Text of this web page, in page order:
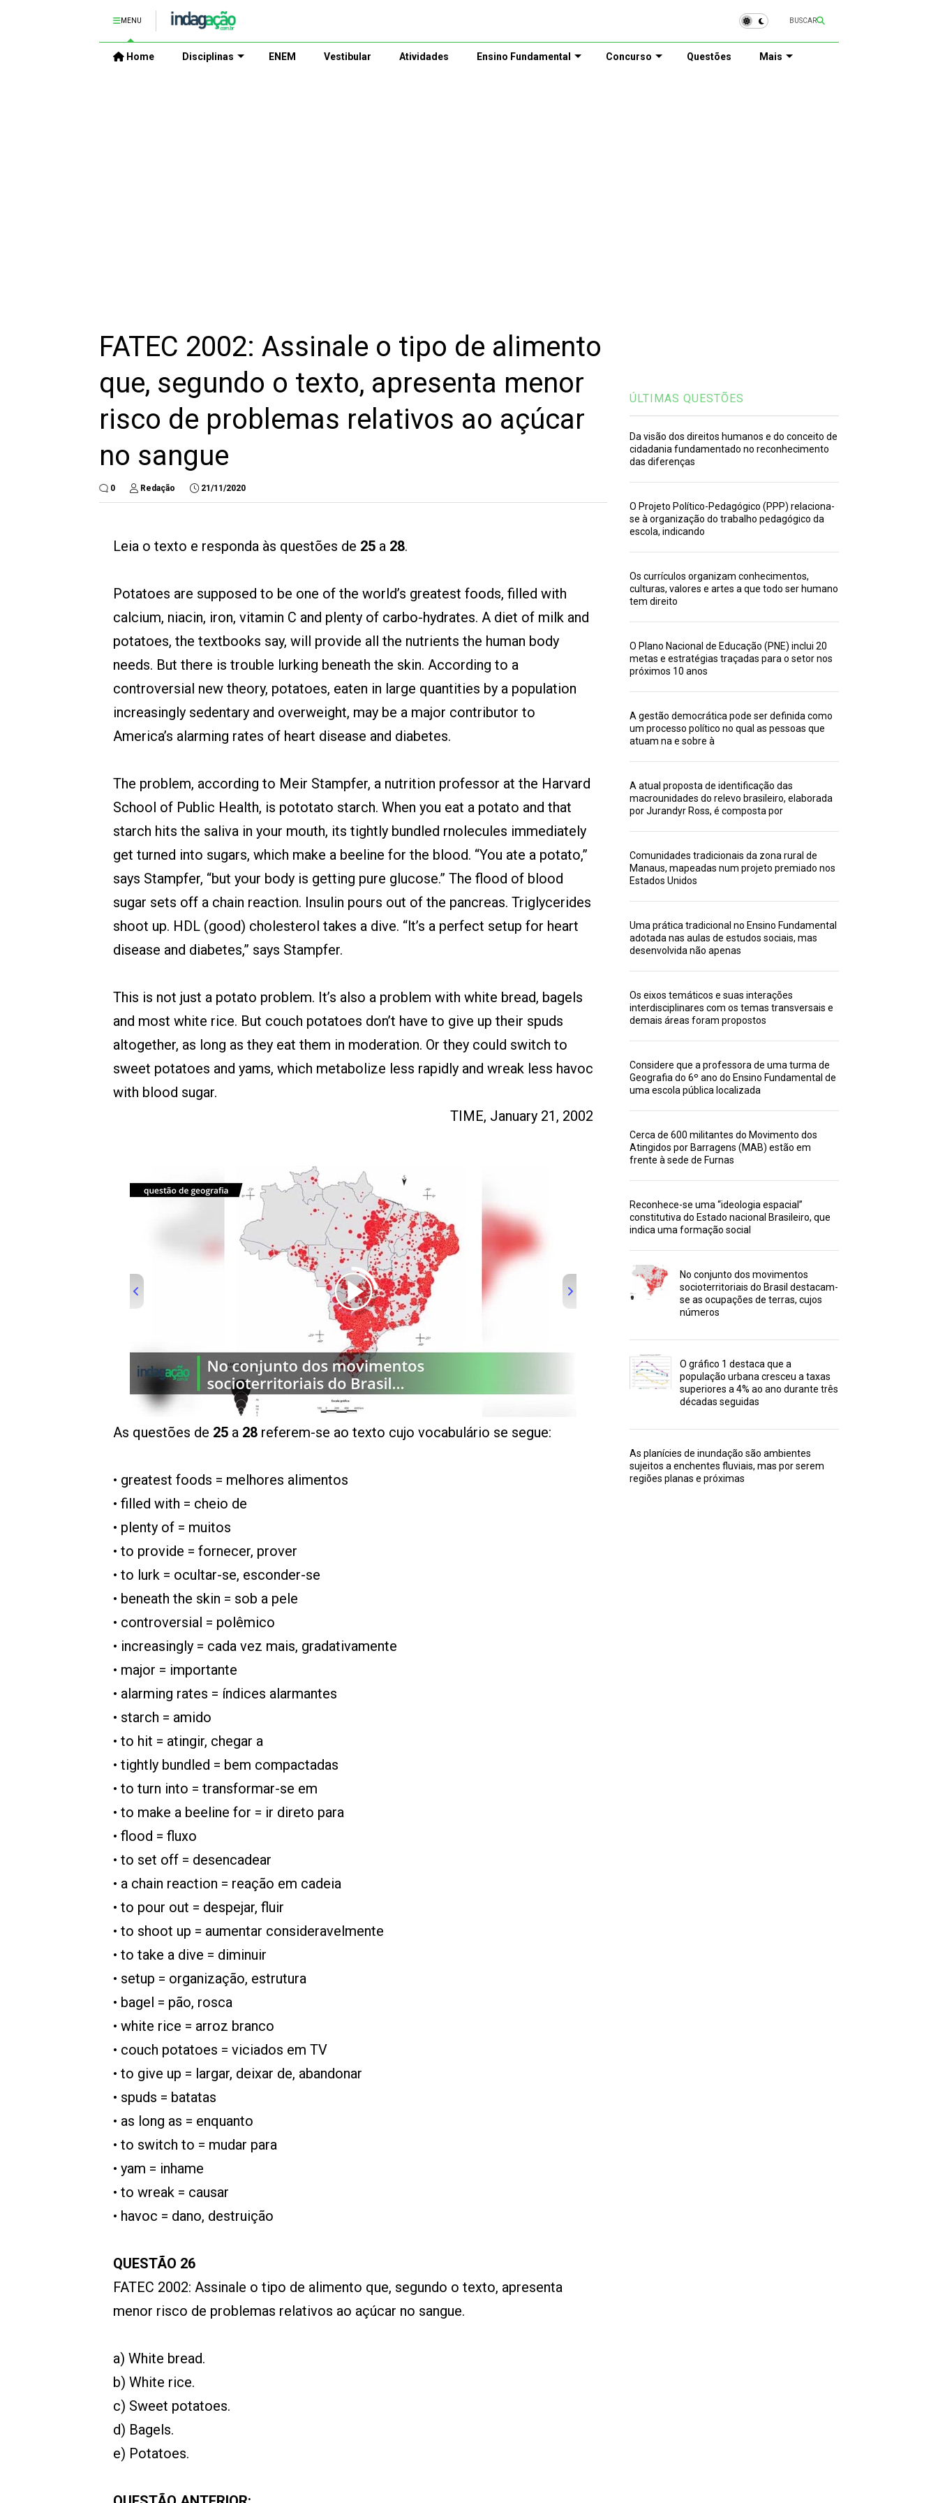
MENU BUSCAR
Home Disciplinas ENEM Vestibular Atividades Ensino Fundamental Concurso Questões Mais
FATEC 2002: Assinale o tipo de alimento
que, segundo o texto, apresenta menor
risco de problemas relativos ao açúcar
no sangue
0 Redação 21/11/2020
Leia o texto e responda às questões de 25 a 28.
Potatoes are supposed to be one of the world’s greatest foods, filled with
calcium, niacin, iron, vitamin C and plenty of carbo-hydrates. A diet of milk and
potatoes, the textbooks say, will provide all the nutrients the human body
needs. But there is trouble lurking beneath the skin. According to a
controversial new theory, potatoes, eaten in large quantities by a population
increasingly sedentary and overweight, may be a major contributor to
America’s alarming rates of heart disease and diabetes.
The problem, according to Meir Stampfer, a nutrition professor at the Harvard
School of Public Health, is pototato starch. When you eat a potato and that
starch hits the saliva in your mouth, its tightly bundled rnolecules immediately
get turned into sugars, which make a beeline for the blood. “You ate a potato,”
says Stampfer, “but your body is getting pure glucose.” The flood of blood
sugar sets off a chain reaction. Insulin pours out of the pancreas. Triglycerides
shoot up. HDL (good) cholesterol takes a dive. “lt’s a perfect setup for heart
disease and diabetes,” says Stampfer.
This is not just a potato problem. It’s also a problem with white bread, bagels
and most white rice. But couch potatoes don’t have to give up their spuds
altogether, as long as they eat them in moderation. Or they could switch to
sweet potatoes and yams, which metabolize less rapidly and wreak less havoc
with blood sugar.
TIME, January 21, 2002
indagacao
As questões de 25 a 28 referem-se ao texto cujo vocabulário se segue:
• greatest foods = melhores alimentos
• filled with = cheio de
• plenty of = muitos
• to provide = fornecer, prover
• to lurk = ocultar-se, esconder-se
• beneath the skin = sob a pele
• controversial = polêmico
• increasingly = cada vez mais, gradativamente
• major = importante
• alarming rates = índices alarmantes
• starch = amido
• to hit = atingir, chegar a
• tightly bundled = bem compactadas
• to turn into = transformar-se em
• to make a beeline for = ir direto para
• flood = fluxo
• to set off = desencadear
• a chain reaction = reação em cadeia
• to pour out = despejar, fluir
• to shoot up = aumentar consideravelmente
• to take a dive = diminuir
• setup = organização, estrutura
• bagel = pão, rosca
• white rice = arroz branco
• couch potatoes = viciados em TV
• to give up = largar, deixar de, abandonar
• spuds = batatas
• as long as = enquanto
• to switch to = mudar para
• yam = inhame
• to wreak = causar
• havoc = dano, destruição
QUESTÃO 26
FATEC 2002: Assinale o tipo de alimento que, segundo o texto, apresenta
menor risco de problemas relativos ao açúcar no sangue.
a) White bread.
b) White rice.
c) Sweet potatoes.
d) Bagels.
e) Potatoes.
ÚLTIMAS QUESTÕES
Da visão dos direitos humanos e do conceito de
cidadania fundamentado no reconhecimento
das diferenças
O Projeto Político-Pedagógico (PPP) relaciona-
se à organização do trabalho pedagógico da
escola, indicando
Os currículos organizam conhecimentos,
culturas, valores e artes a que todo ser humano
tem direito
O Plano Nacional de Educação (PNE) inclui 20
metas e estratégias traçadas para o setor nos
próximos 10 anos
A gestão democrática pode ser definida como
um processo político no qual as pessoas que
atuam na e sobre à
A atual proposta de identificação das
macrounidades do relevo brasileiro, elaborada
por Jurandyr Ross, é composta por
Comunidades tradicionais da zona rural de
Manaus, mapeadas num projeto premiado nos
Estados Unidos
Uma prática tradicional no Ensino Fundamental
adotada nas aulas de estudos sociais, mas
desenvolvida não apenas
Os eixos temáticos e suas interações
interdisciplinares com os temas transversais e
demais áreas foram propostos
Considere que a professora de uma turma de
Geografia do 6º ano do Ensino Fundamental de
uma escola pública localizada
Cerca de 600 militantes do Movimento dos
Atingidos por Barragens (MAB) estão em
frente à sede de Furnas
Reconhece-se uma “ideologia espacial”
constitutiva do Estado nacional Brasileiro, que
indica uma formação social
No conjunto dos movimentos
socioterritoriais do Brasil destacam-
se as ocupações de terras, cujos
números
O gráfico 1 destaca que a
população urbana cresceu a taxas
superiores a 4% ao ano durante três
décadas seguidas
As planícies de inundação são ambientes
sujeitos a enchentes fluviais, mas por serem
regiões planas e próximas